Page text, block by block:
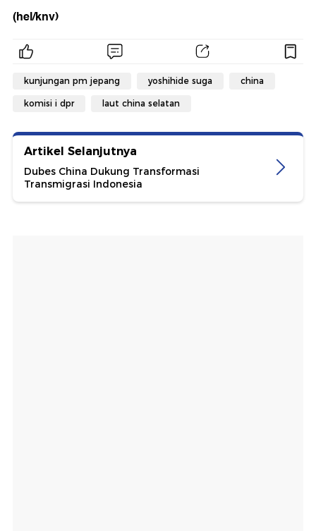
(hel/knv)
kunjungan pm jepang yoshihide suga china
komisi i dpr laut china selatan
Artikel Selanjutnya
Dubes China Dukung Transformasi
Transmigrasi Indonesia